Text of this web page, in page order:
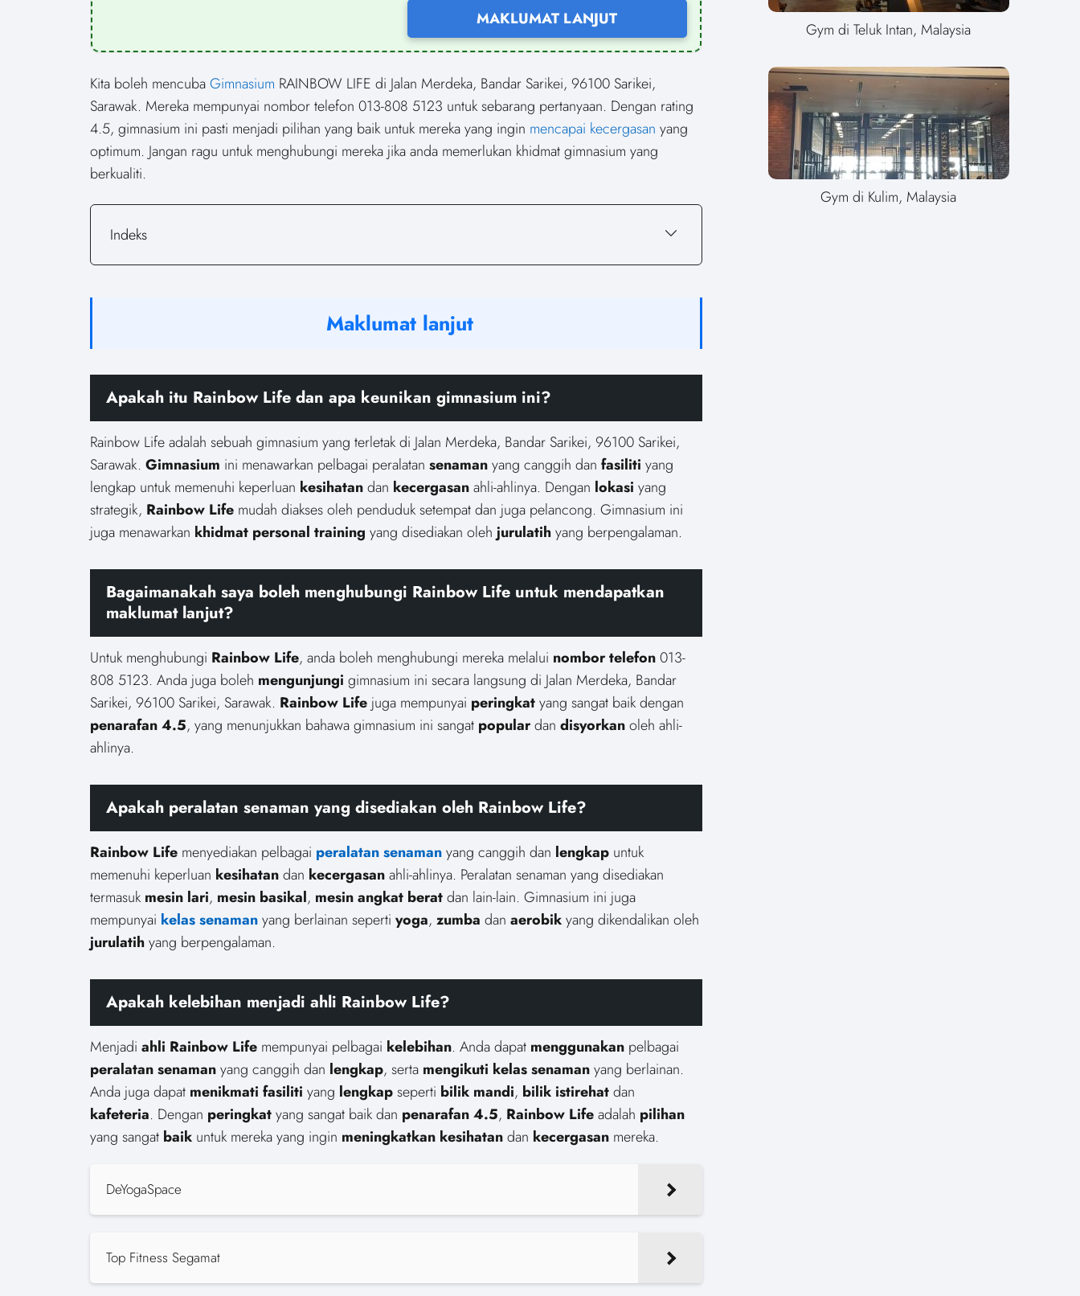
MAKLUMAT LANJUT
Kita boleh mencubaGimnasium RAINBOW LIFE di Jalan Merdeka, Bandar Sarikei, 96100 Sarikei,
Sarawak. Mereka mempunyai nombor telefon 013-808 5123 untuk sebarang pertanyaan. Dengan rating
4.5, gimnasium ini pasti menjadi pilihan yang baik untuk mereka yang ingin mencapai kecergasan yang
optimum. Jangan ragu untuk menghubungi mereka jika anda memerlukan khidmat gimnasium yang
berkualiti.
Indeks
Maklumat lanjut
Apakah itu Rainbow Life dan apa keunikan gimnasium ini?
Rainbow Life adalah sebuah gimnasium yang terletak di Jalan Merdeka, Bandar Sarikei, 96100 Sarikei,
Sarawak. Gimnasium ini menawarkan pelbagai peralatan senamanyang canggih dan fasiliti yang
lengkap untuk memenuhi keperluan kesihatandan kecergasanahli-ahlinya. Dengan lokasi yang
strategik, Rainbow Life mudah diakses oleh penduduk setempat dan juga pelancong. Gimnasium ini
juga menawarkan khidmat personal training yang disediakan olehjurulatihyang berpengalaman.
Bagaimanakah saya boleh menghubungi Rainbow Life untuk mendapatkan
maklumat lanjut?
Untuk menghubungi Rainbow Life, anda boleh menghubungi mereka melalui nombor telefon013-
808 5123. Anda juga boleh mengunjungi gimnasium ini secara langsung di Jalan Merdeka, Bandar
Sarikei, 96100 Sarikei, Sarawak. Rainbow Life juga mempunyai peringkatyang sangat baik dengan
penarafan 4.5, yang menunjukkan bahawa gimnasium ini sangat populardan disyorkanoleh ahli-
ahlinya.
Apakah peralatan senaman yang disediakan oleh Rainbow Life?
Rainbow Life menyediakan pelbagai peralatan senamanyang canggih dan lengkap untuk
memenuhi keperluan kesihatandan kecergasanahli-ahlinya. Peralatan senaman yang disediakan
termasuk mesin lari, mesin basikal, mesin angkat beratdan lain-lain. Gimnasium ini juga
mempunyai kelas senamanyang berlainan seperti yoga, zumba dan aerobikyang dikendalikan oleh
jurulatihyang berpengalaman.
Apakah kelebihan menjadi ahli Rainbow Life?
Menjadi ahli Rainbow Life mempunyai pelbagai kelebihan. Anda dapat menggunakan pelbagai
peralatan senamanyang canggih dan lengkap, serta mengikuti kelas senamanyang berlainan.
Anda juga dapat menikmati fasiliti yang lengkapseperti bilik mandi, bilik istirehatdan
kafeteria. Dengan peringkatyang sangat baik dan penarafan 4.5, Rainbow Lifeadalah pilihan
yang sangat baik untuk mereka yang ingin meningkatkan kesihatandan kecergasan mereka.
DeYogaSpace
Top Fitness Segamat
Gym di Teluk Intan, Malaysia
Gym di Kulim, Malaysia